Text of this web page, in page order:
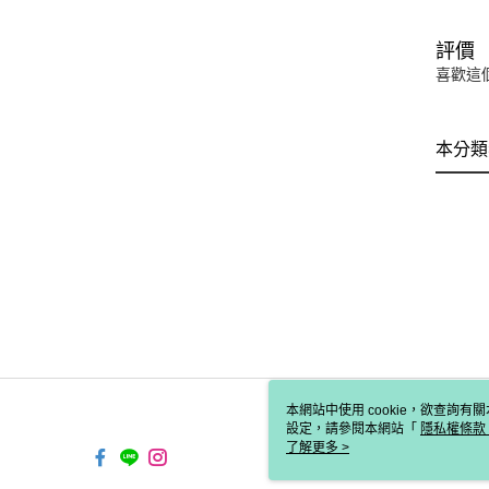
評價
喜歡這
本分
本網站中使用 cookie，欲查詢有
設定，請參閱本網站「 隱私權條款
使用 cookie。
了解更多 >